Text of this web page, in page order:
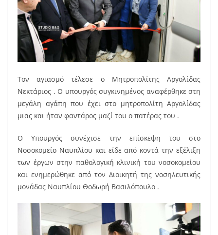
Τον αγιασμό τέλεσε ο Μητροπολίτης Αργολίδας
Νεκτάριος . Ο υπουργός συγκινημένος αναφέρθηκε στη
μεγάλη αγάπη που έχει στο μητροπολίτη Αργολίδας
μιας και ήταν φαντάρος μαζί του ο πατέρας του .
Ο Υπουργός συνέχισε την επίσκεψη του στο
Νοσοκομείο Ναυπλίου και είδε από κοντά την εξέλιξη
των έργων στην παθολογική κλινική του νοσοκομείου
και ενημερώθηκε από τον Διοικητή της νοσηλευτικής
μονάδας Ναυπλίου Θοδωρή Βασιλόπουλο .